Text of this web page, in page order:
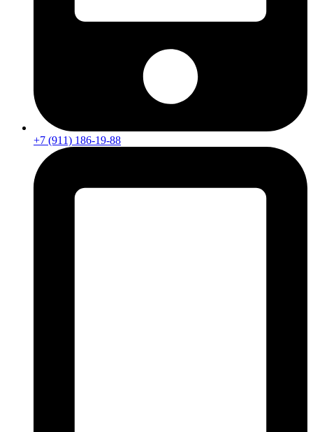
+7 (911) 186-19-88